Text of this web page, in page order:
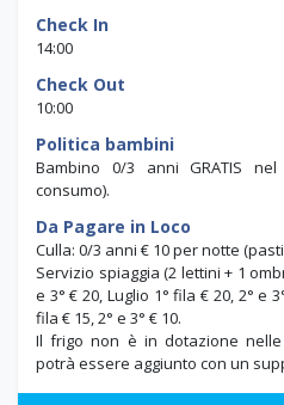
Check In
14:00
Check Out
10:00
Politica bambini
Bambino 0/3 anni GRATIS
consumo).
Da Pagare in Loco
Culla: 0/3 anni € 10 per notte
Servizio spiaggia (2 lettini + 1
e 3° € 20, Luglio 1° fila € 20, 2° e
fila € 15, 2° e 3° € 10.
Il frigo non è in dotazione
potrà essere aggiunto con un